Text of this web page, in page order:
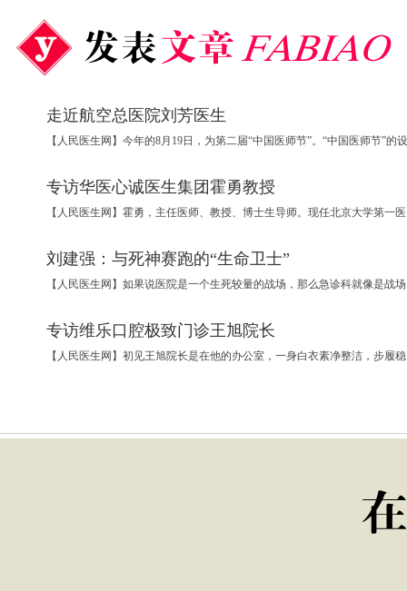
走近航空总医院刘芳医生
专访华医心诚医生集团霍勇教授
刘建强：与死神赛跑的“生命卫士”
专访维乐口腔极致门诊王旭院长